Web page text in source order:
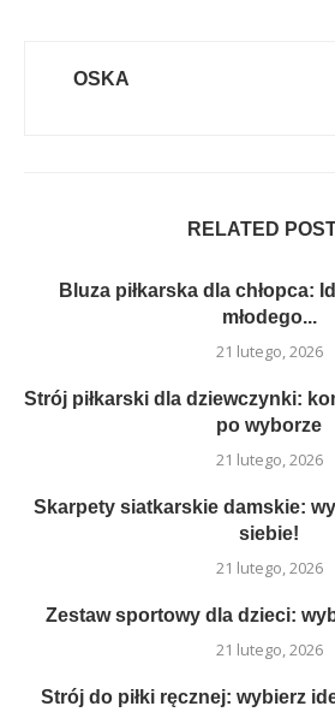
OSKA
RELATED
Bluza piłkarska dla chłopca:
młodego...
21 lutego, 2026
Strój piłkarski dla dziewczynki:
po wyborze
21 lutego, 2026
Skarpety siatkarskie damskie:
siebie!
21 lutego, 2026
Zestaw sportowy dla dzieci:
21 lutego, 2026
Strój do piłki ręcznej: wybierz